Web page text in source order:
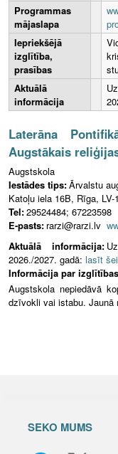
Programmas
mājaslapa
Iepriekšējā
izglītība,
prasības
Aktuālā
informācija
Laterāna
Augstākais
Augstskola
Iestādes tips:Ārvalstu
Katoļu iela 16B, Rīga, LV-
Tel:29524484; 67223598
E-pasts: rarzi@rarzi.lv
Aktuālā informācija:
2026./2027. gadā: lasīt
Informācija par
Augstskola nepiedāvā
dzīvokli vai istabu. Jaunā
SEKO MUMS